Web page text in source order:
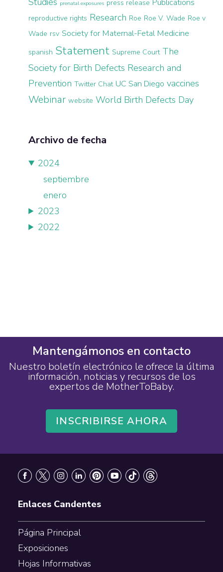
prenatal exposures press release Publications
reproductive rights Research Roe Roe V. Wade Roe v
Wade rsv Society for Maternal-Fetal Medicine
spanish Statement Supreme Court The
Society for Birth Defects Research and
Prevention Twitter Chat UC San Diego vaccines
Webinar website World Birth Defects Day
Archivo de fecha
2024
septiembre
enero
2023
2022
Mantengámonos en contacto
Nuestro boletín electrónico le ofrece la última
información, noticias y recursos de los
expertos de MotherToBaby.
INSCRIBIRSE AHORA
Enlaces Candentes
Página Principal
Exposiciones
Hojas Informativas